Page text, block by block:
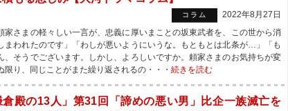
コラム
2022年8月27日
家さまの軽々しい一言が、忠義に厚いまことの坂東武者を、この世から消
まわれたのです」「わしが悪いようにいうな。もともとは北条が…」「も
、そうでございます。しかし、よろしいですか。頼家さまのお気持ちが変
限り、同じことがまた繰り返されるの・・・ 続きを読む
倉殿の13人」第31回「諦めの悪い男」比企一族滅亡を